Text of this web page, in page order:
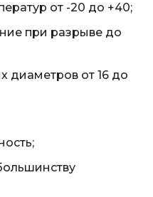
от -20 до +40;
при разрыве до
диаметров от 16 до